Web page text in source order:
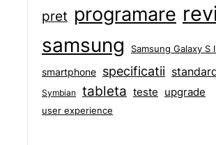
pret programare
samsung Samsung Galaxy S
smartphone specificatii
Symbian tableta teste upgrade
user experience